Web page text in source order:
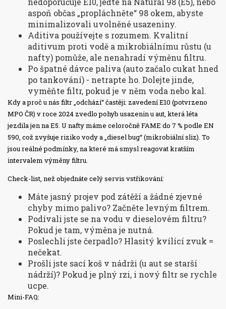
aspoň občas „propláchněte“ 98 okem, abyste
minimalizovali uvolněné usazeniny.
Aditiva používejte s rozumem. Kvalitní
aditivum proti vodě a mikrobiálnímu růstu (u
nafty) pomůže, ale nenahradí výměnu filtru.
Po špatné dávce paliva (auto začalo cukat hned
po tankování) - netrapte ho. Dolejte jinde,
vyměňte filtr, pokud je v něm voda nebo kal.
Kdy a proč u nás filtr „odchází“ častěji: zavedení E10 (potvrzeno
MPO ČR) v roce 2024 zvedlo pohyb usazenin u aut, která léta
jezdila jen na E5. U nafty máme celoročně FAME do 7 % podle EN
590, což zvyšuje riziko vody a „diesel bug“ (mikrobiální sliz). To
jsou reálné podmínky, na které má smysl reagovat kratším
intervalem výměny filtru.
Check-list, než objednáte celý servis vstřikování:
Máte jasný projev pod zátěží a žádné zjevné
chyby mimo palivo? Začněte levným filtrem.
Podívali jste se na vodu v dieselovém filtru?
Pokud je tam, výměna je nutná.
Poslechli jste čerpadlo? Hlasitý kvílící zvuk =
nečekat.
Prošli jste sací koš v nádrži (u aut se starší
nádrží)? Pokud je plný rzi, i nový filtr se rychle
ucpe.
Mini-FAQ: